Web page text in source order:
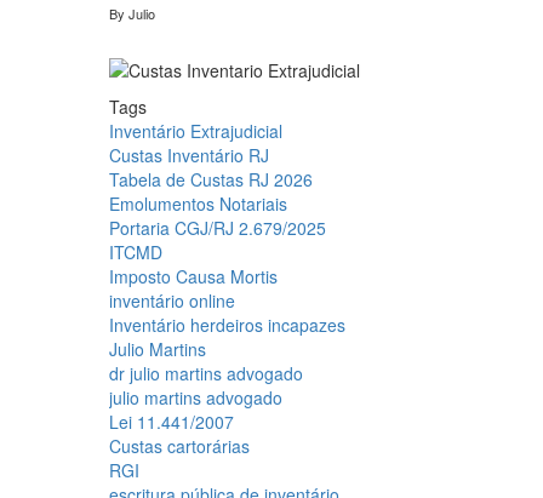
By Julio
Tags
Inventário Extrajudicial
Custas Inventário RJ
Tabela de Custas RJ 2026
Emolumentos Notariais
Portaria CGJ/RJ 2.679/2025
ITCMD
Imposto Causa Mortis
inventário online
Inventário herdeiros incapazes
Julio Martins
dr julio martins advogado
julio martins advogado
Lei 11.441/2007
Custas cartorárias
RGI